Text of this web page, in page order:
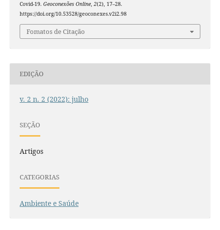
Covid-19. Geoconexões Online, 2(2), 17–28.
https://doi.org/10.53528/geoconexes.v2i2.98
Fomatos de Citação
EDIÇÃO
v. 2 n. 2 (2022): julho
SEÇÃO
Artigos
CATEGORIAS
Ambiente e Saúde